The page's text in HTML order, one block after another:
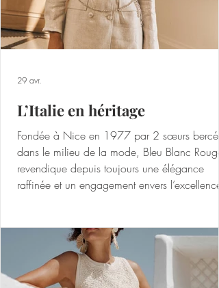
L’Italie en héritage
Fondée à Nice en 1977 par 2 sœurs
dans le milieu de la mode, Bleu Blanc Rouge
revendique depuis toujours une élégance
raffinée et un engagement envers l’excellence.
dans le Sud de la France et distille avec grâce
l’Esprit French Riviera. Bleu Blanc Rouge
vie à un vestiaire aux matières nobles et au
tombé parfait, à destination des femmes
29 avr.